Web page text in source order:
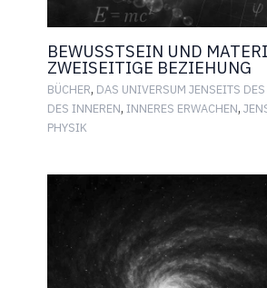
BEWUSSTSEIN UND
ZWEISEITIGE BEZIEHUNG
BÜCHER, DAS UNIVERSUM JENSEITS
DES INNEREN, INNERES ERWACHEN,
PHYSIK